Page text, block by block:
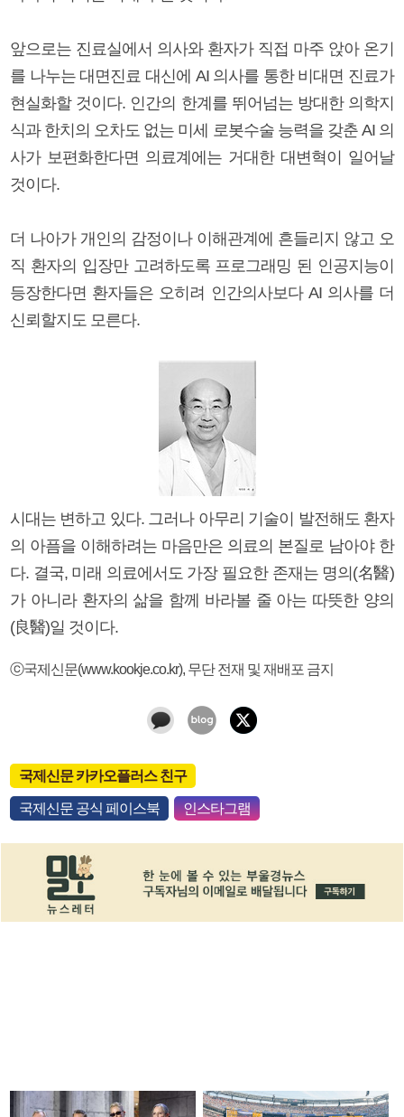
앞으로는 진료실에서 의사와 환자가 직접 마주 앉아 온기
를 나누는 대면진료 대신에 AI 의사를 통한 비대면 진료가
현실화할 것이다. 인간의 한계를 뛰어넘는 방대한 의학지
식과 한치의 오차도 없는 미세 로봇수술 능력을 갖춘 AI 의
사가 보편화한다면 의료계에는 거대한 대변혁이 일어날
것이다.
더 나아가 개인의 감정이나 이해관계에 흔들리지 않고 오
직 환자의 입장만 고려하도록 프로그래밍 된 인공지능이
등장한다면 환자들은 오히려 인간의사보다 AI 의사를 더
신뢰할지도 모른다.
시대는 변하고 있다. 그러나 아무리 기술이 발전해도 환자
의 아픔을 이해하려는 마음만은 의료의 본질로 남아야 한
다. 결국, 미래 의료에서도 가장 필요한 존재는 명의(名醫)
가 아니라 환자의 삶을 함께 바라볼 줄 아는 따뜻한 양의
(良醫)일 것이다.
ⓒ국제신문(www.kookje.co.kr), 무단 전재 및 재배포 금지
국제신문 카카오플러스 친구
국제신문 공식 페이스북 인스타그램